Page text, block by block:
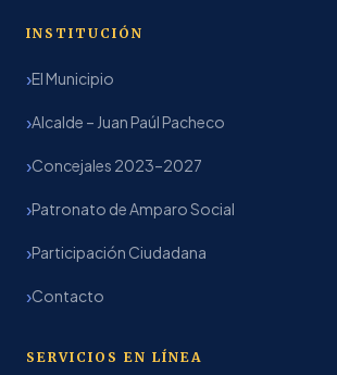
INSTITUCIÓN
El Municipio
Alcalde – Juan Paúl Pacheco
Concejales 2023–2027
Patronato de Amparo Social
Participación Ciudadana
Contacto
SERVICIOS EN LÍNEA